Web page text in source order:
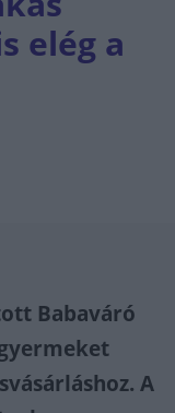
elég a
Babaváró
A